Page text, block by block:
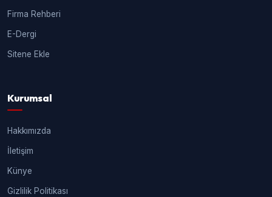
Firma Rehberi
E-Dergi
Sitene Ekle
Kurumsal
Hakkımızda
İletişim
Künye
Gizlilik Politikası